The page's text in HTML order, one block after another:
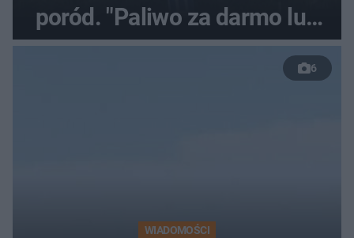
poród. "Paliwo za darmo lub
50 %!"
6
WIADOMOŚCI